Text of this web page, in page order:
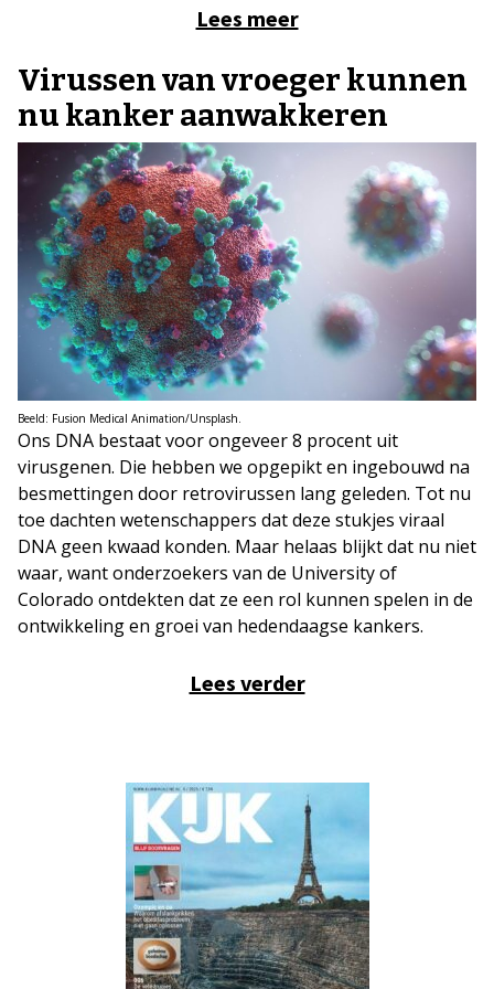
Lees meer
Virussen van vroeger kunnen
nu kanker aanwakkeren
Beeld: Fusion Medical Animation/Unsplash.
Ons DNA bestaat voor ongeveer 8 procent uit
virusgenen. Die hebben we opgepikt en ingebouwd na
besmettingen door retrovirussen lang geleden. Tot nu
toe dachten wetenschappers dat deze stukjes viraal
DNA geen kwaad konden. Maar helaas blijkt dat nu niet
waar, want onderzoekers van de University of
Colorado ontdekten dat ze een rol kunnen spelen in de
ontwikkeling en groei van hedendaagse kankers.
Lees verder